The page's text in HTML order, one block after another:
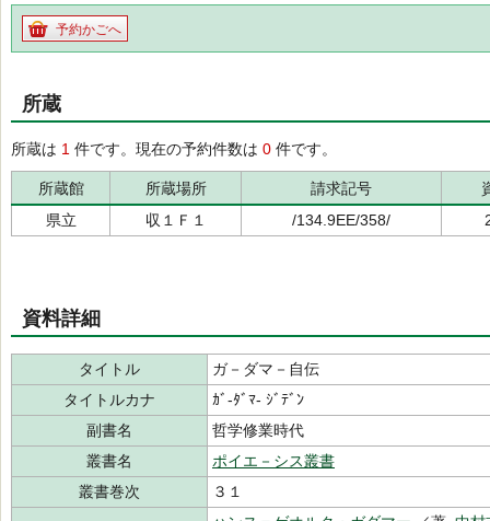
予約かごへ
所蔵
所蔵は 1 件です。現在の予約件数は 0 件です。
所蔵館 所蔵場所 請求記号
県立
収１Ｆ１ /134.9EE/358/
資料詳細
タイトル
ガ－ダマ－自伝
タイトルカナ
ｶﾞ-ﾀﾞﾏ- ｼﾞﾃﾞﾝ
副書名
哲学修業時代
叢書名
ポイエ－シス叢書
叢書巻次
３１